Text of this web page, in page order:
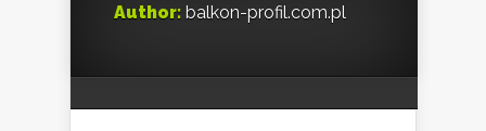
Author: balkon-profil.com.pl